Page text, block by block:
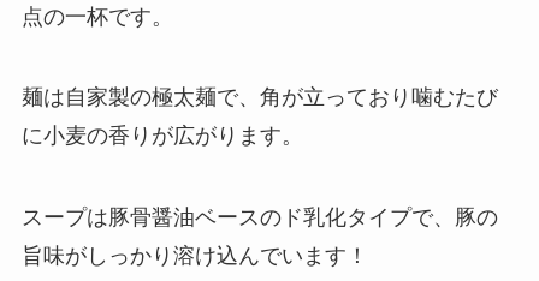
点の一杯です。
麺は自家製の極太麺で、角が立っており噛むたび
に小麦の香りが広がります。
スープは豚骨醤油ベースのド乳化タイプで、豚の
旨味がしっかり溶け込んでいます！